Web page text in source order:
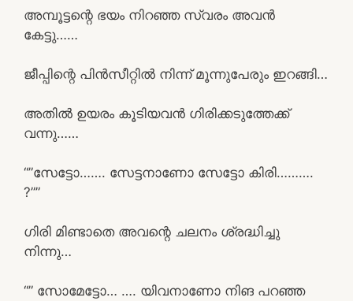
അമ്പൂട്ടന്റെ ഭയം നിറഞ്ഞ സ്വരം അവൻ
കേട്ടു……
ജീപ്പിന്റെ പിൻസീറ്റിൽ നിന്ന് മൂന്നുപേരും ഇറങ്ങി…
അതിൽ ഉയരം കൂടിയവൻ ഗിരിക്കടുത്തേക്ക്
വന്നു……
“”സേട്ടോ……. സേട്ടനാണോ സേട്ടോ കിരി……….
?””
ഗിരി മിണ്ടാതെ അവന്റെ ചലനം ശ്രദ്ധിച്ചു
നിന്നു…
“” സോമേട്ടോ… …. യിവനാണോ നിങ പറഞ്ഞ